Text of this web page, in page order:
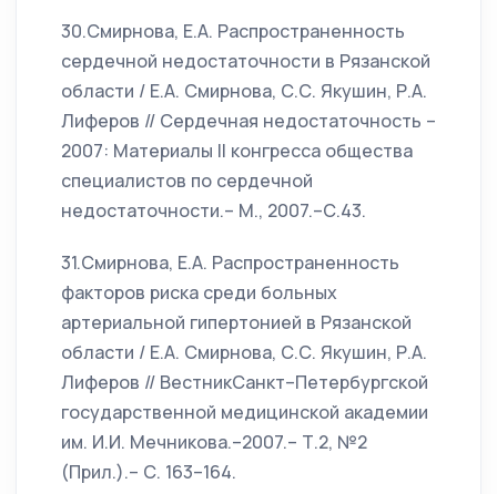
30.Смирнова, Е.А. Распространенность
сердечной недостаточности в Рязанской
области / Е.А. Смирнова, С.С. Якушин, Р.А.
Лиферов // Сердечная недостаточность –
2007: Материалы II конгресса общества
специалистов по сердечной
недостаточности.– М., 2007.–С.43.
31.Смирнова, Е.А. Распространенность
факторов риска среди больных
артериальной гипертонией в Рязанской
области / Е.А. Смирнова, С.С. Якушин, Р.А.
Лиферов // ВестникСанкт–Петербургской
государственной медицинской академии
им. И.И. Мечникова.–2007.– Т.2, №2
(Прил.).– С. 163–164.